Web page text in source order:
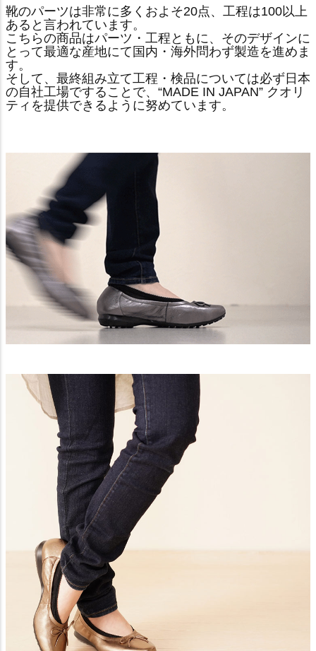
靴のパーツは非常に多くおよそ20点、工程は100以上
あると言われています。
こちらの商品はパーツ・工程ともに、そのデザインに
とって最適な産地にて国内・海外問わず製造を進めま
す。
そして、最終組み立て工程・検品については必ず日本
の自社工場ですることで、“MADE IN JAPAN” クオリ
ティを提供できるように努めています。